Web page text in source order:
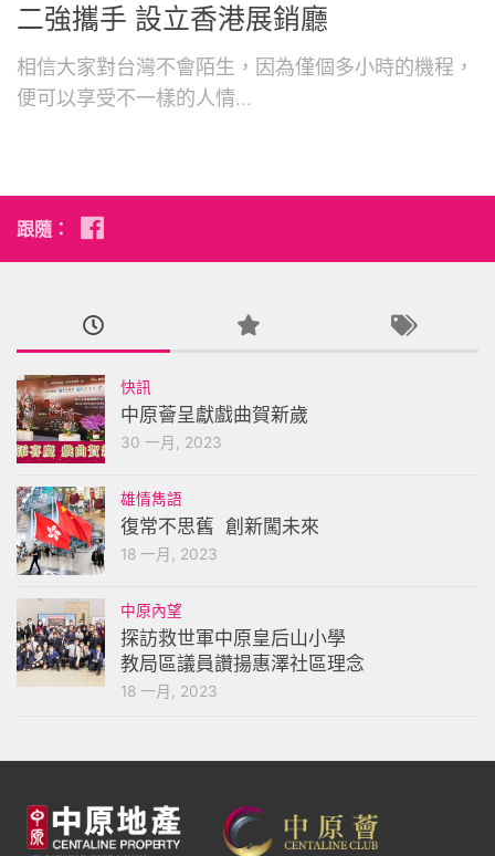
二強攜手 設立香港展銷廳
相信大家對台灣不會陌生，因為僅個多小時的機程，
便可以享受不一樣的人情...
跟隨：
快訊
中原薈呈獻戲曲賀新歲
30 一月, 2023
雄情雋語
復常不思舊 創新闖未來
18 一月, 2023
中原內望
探訪救世軍中原皇后山小學
教局區議員讚揚惠澤社區理念
18 一月, 2023